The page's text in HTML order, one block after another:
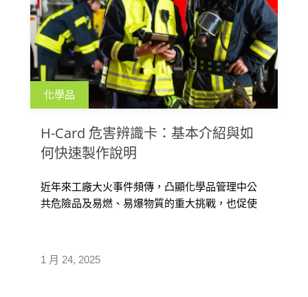
化學品
H-Card 危害辨識卡：基本介紹與如
何快速製作說明
1 月 24, 2025
近年來工廠大火事件頻傳，凸顯化學品管理中公
共危險品及易燃、易爆物質的重大挑戰，也促使
這項工具，本文參考多地消防單位的資訊，介紹